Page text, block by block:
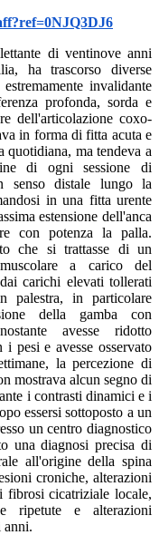
di ventinove anni
ha trascorso diverse
invalidante
profonda, sorda e
dell'articolazione coxo-
in forma di fitta acuta e
ma tendeva a
di ogni sessione di
senso distale lungo la
in una fitta urente
estensione dell'anca
con potenza la palla.
che si trattasse di un
a carico del
carichi elevati tollerati
palestra, in particolare
della gamba con
avesse ridotto
pesi e avesse osservato
la percezione di
mostrava alcun segno di
i contrasti dinamici e i
essersi sottoposto a un
un centro diagnostico
una diagnosi precisa di
all'origine della spina
croniche, alterazioni
fibrosi cicatriziale locale,
ripetute e alterazioni
anni.